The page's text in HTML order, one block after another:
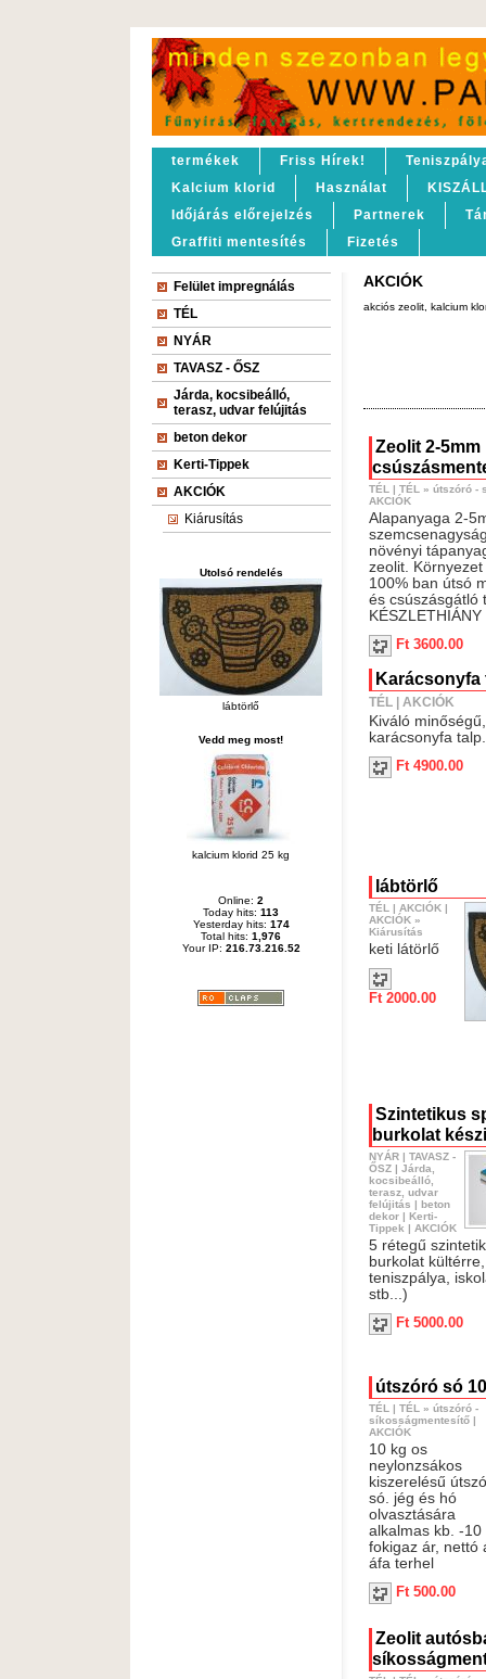
termékek Friss Hírek!
Kalcium klorid
Használat
Időjárás előrejelzés
Partnerek
Graffiti mentesítés
Fizetés
Felület impregnálás
TÉL
NYÁR
TAVASZ - ŐSZ
Járda, kocsibeálló,
terasz, udvar felújitás
beton dekor
Kerti-Tippek
AKCIÓK
Kiárusítás
Utolsó rendelés
lábtörlő
Vedd meg most!
kalcium klorid 25 kg
Online: 2
Today hits: 113
Yesterday hits: 174
Total hits: 1,976
Your IP: 216.73.216.52
AKCIÓK
akciós zeolit, kalcium
Zeolit 2-
TÉL | TÉL » útszóró -
AKCIÓK
Alapanyaga 2-
növényi
zeolit.
100% ban útsó
és csúszásgátló
KÉSZLETHIÁNY
Ft 3600.00
Karácsonyfa
TÉL| AKCIÓK
Kiváló
karácsonyfa talp.
Ft 4900.00
lábtörlő
TÉL | AKCIÓK|
AKCIÓK»
Kiárusítás
keti látörlő
Ft 2000.00
Szintetikus
burkolat
NYÁR| TAVASZ -
ŐSZ| Járda,
kocsibeálló,
terasz, udvar
felújitás | beton
dekor| Kerti-
Tippek | AKCIÓK
5 rétegű
burkolat
teniszpálya,
stb...)
Ft 5000.00
útszóró só
TÉL | TÉL » útszóró -
síkosságmentesítő|
AKCIÓK
10 kg os
neylonzsákos
kiszerelésű
só. jég és hó
olvasztására
alkalmas kb. -10
fokigaz ár, nettó
áfa terhel
Ft 500.00
Zeolit